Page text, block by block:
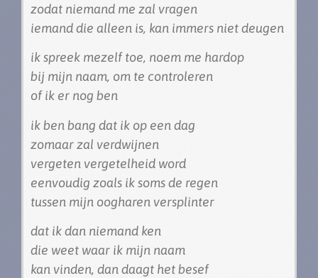
zodat niemand me zal vragen
iemand die alleen is, kan immers niet deugen
ik spreek mezelf toe, noem me hardop
bij mijn naam, om te controleren
of ik er nog ben
ik ben bang dat ik op een dag
zomaar zal verdwijnen
vergeten vergetelheid word
eenvoudig zoals ik soms de regen
tussen mijn oogharen versplinter
dat ik dan niemand ken
die weet waar ik mijn naam
kan vinden, dan daagt het besef